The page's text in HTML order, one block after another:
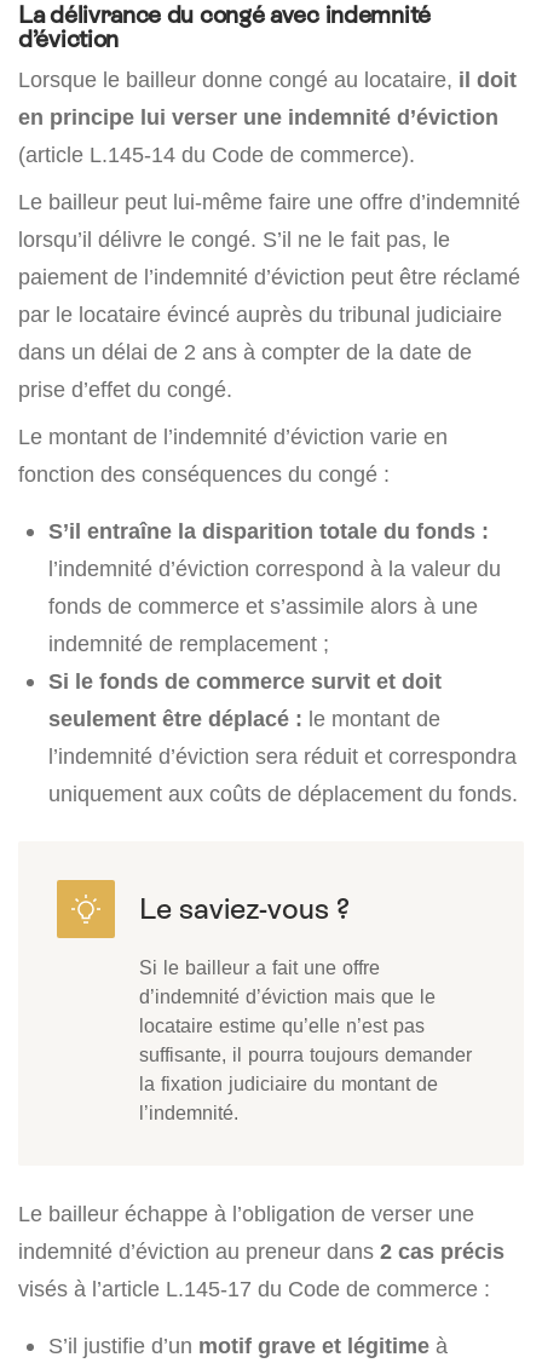
La délivrance du congé avec indemnité
d’éviction
Lorsque le bailleur donne congé au locataire, il doit
en principe lui verser une indemnité d’éviction
(article L.145-14 du Code de commerce).
Le bailleur peut lui-même faire une offre d’indemnité
lorsqu’il délivre le congé. S’il ne le fait pas, le
paiement de l’indemnité d’éviction peut être réclamé
par le locataire évincé auprès du tribunal judiciaire
dans un délai de 2 ans à compter de la date de
prise d’effet du congé.
Le montant de l’indemnité d’éviction varie en
fonction des conséquences du congé :
S’il entraîne la disparition totale du fonds :
l’indemnité d’éviction correspond à la valeur du
fonds de commerce et s’assimile alors à une
indemnité de remplacement ;
Si le fonds de commerce survit et doit
seulement être déplacé : le montant de
l’indemnité d’éviction sera réduit et correspondra
uniquement aux coûts de déplacement du fonds.
Si le bailleur a fait une offre
d’indemnité d’éviction mais que le
locataire estime qu’elle n’est pas
suffisante, il pourra toujours demander
la fixation judiciaire du montant de
l’indemnité.
Le bailleur échappe à l’obligation de verser une
indemnité d’éviction au preneur dans 2 cas précis
visés à l’article L.145-17 du Code de commerce :
S’il justifie d’un motif grave et légitime à